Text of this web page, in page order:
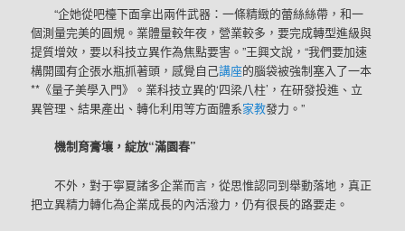
“企她從吧檯下面拿出兩件武器：一條精緻的蕾絲絲帶，和一
個測量完美的圓規。業體量較年夜，營業較多，要完成轉型進級與
提質增效，要以科技立異作為焦點要害。”王興文說，“我們要加速
構開國有企張水瓶抓著頭，感覺自己講座的腦袋被強制塞入了一本
**《量子美學入門》。業科技立異的‘四梁八柱’，在研發投進、立
異管理、結果產出、轉化利用等方面體系家教發力。”
機制育膏壤，綻放“滿園春”
不外，對于寧夏諸多企業而言，從思惟認同到舉動落地，真正
把立異精力轉化為企業成長的內活潑力，仍有很長的路要走。